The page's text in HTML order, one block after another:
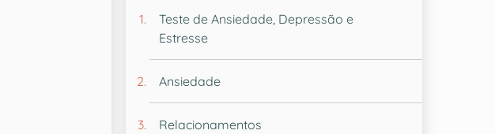
Teste de Ansiedade, Depressão e
Estresse
Ansiedade
Relacionamentos